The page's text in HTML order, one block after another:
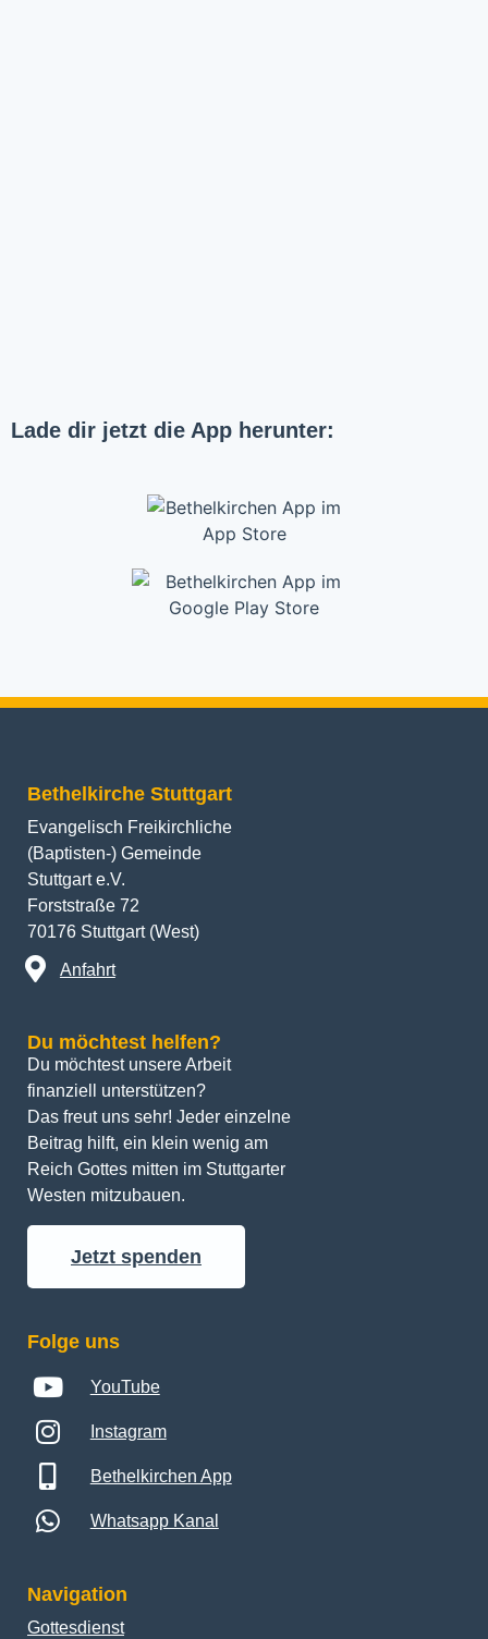
Lade dir jetzt die App herunter:
Bethelkirche Stuttgart
Evangelisch Freikirchliche
(Baptisten-) Gemeinde
Stuttgart e.V.
Forststraße 72
70176 Stuttgart (West)
Anfahrt
Du möchtest helfen?
Du möchtest unsere Arbeit
finanziell unterstützen?
Das freut uns sehr! Jeder einzelne
Beitrag hilft, ein klein wenig am
Reich Gottes mitten im Stuttgarter
Westen mitzubauen.
Jetzt spenden
Folge uns
YouTube
Instagram
Bethelkirchen App
Whatsapp Kanal
Navigation
Gottesdienst